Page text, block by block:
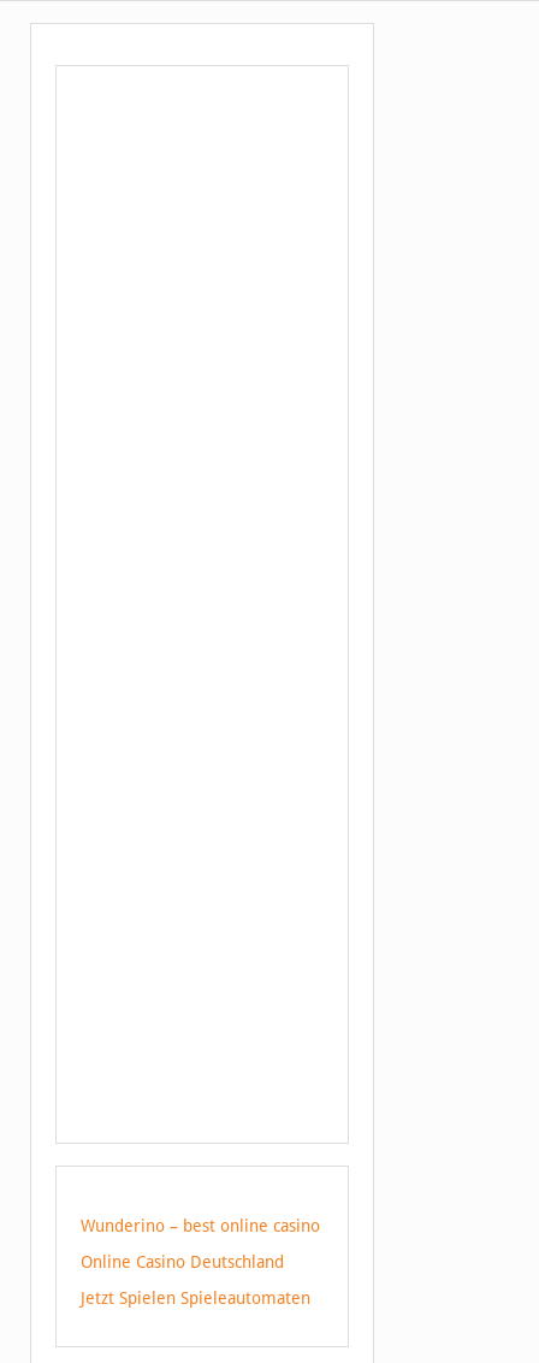
Wunderino – best online casino
Online Casino Deutschland
Jetzt Spielen Spieleautomaten